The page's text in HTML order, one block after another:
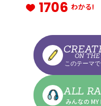
1706 わかる!
ON
このテーマ
ALL
みんなの MY